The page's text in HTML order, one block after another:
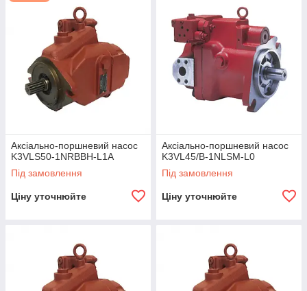
Аксіально-поршневий насос
K3VLS50-1NRBBH-L1A
Під замовлення
Ціну уточнюйте
Аксіально-поршневий насос
K3VL45/B-1NLSM-L0
Під замовлення
Ціну уточнюйте